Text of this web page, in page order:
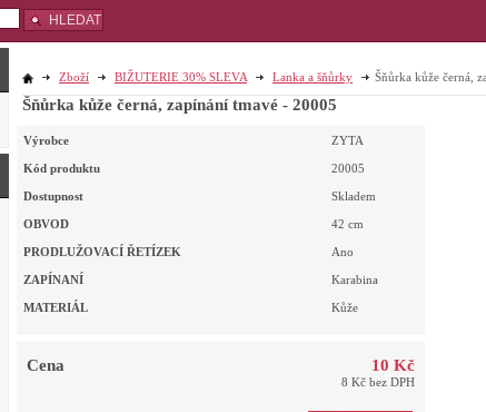
Zboží BIŽUTERIE 30% SLEVA Lanka a šňůrky Šňůrka kůže černá,
Šňůrka kůže černá, zapínání tmavé - 20005
Výrobce ZYTA
Kód produktu 20005
Dostupnost Skladem
OBVOD 42 cm
PRODLUŽOVACÍ ŘETÍZEK Ano
ZAPÍNANÍ Karabina
MATERIÁL Kůže
Cena 10 Kč
8 Kč bez DPH
HLEDAT